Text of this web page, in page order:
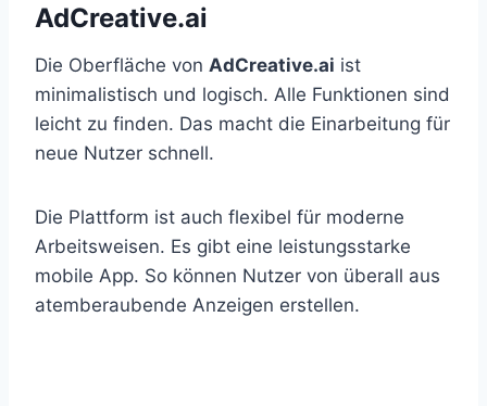
AdCreative.ai
Die Oberfläche von AdCreative.ai ist
minimalistisch und logisch. Alle Funktionen sind
leicht zu finden. Das macht die Einarbeitung für
neue Nutzer schnell.
Die Plattform ist auch flexibel für moderne
Arbeitsweisen. Es gibt eine leistungsstarke
mobile App. So können Nutzer von überall aus
atemberaubende Anzeigen erstellen.